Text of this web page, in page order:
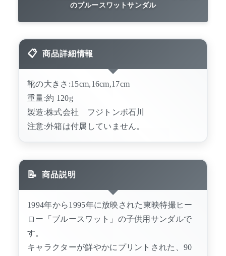
のブルースワットサンダル
商品詳細情報
靴の大きさ:15cm,16cm,17cm
重量:約 120g
製造:株式会社 フジトンボ石川
注意:外箱は付属していません。
商品説明
1994年から1995年に放映された東映特撮ヒー
ロー「ブルースワット」の子供用サンダルで
す。
キャラクターが鮮やかにプリントされた、90